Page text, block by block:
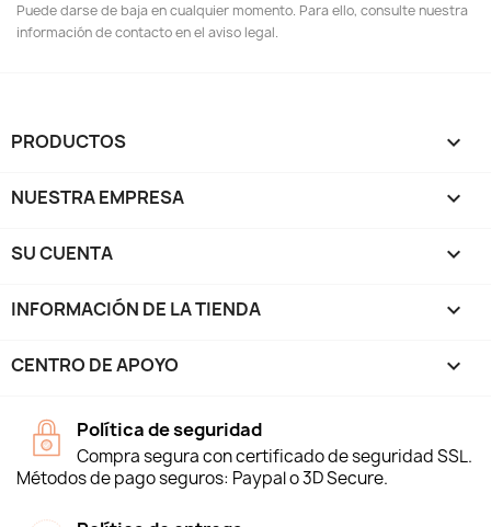
Puede darse de baja en cualquier momento. Para ello, consulte nuestra
información de contacto en el aviso legal.
PRODUCTOS 
NUESTRA EMPRESA 
SU CUENTA 
INFORMACIÓN DE LA TIENDA keyboard_arrow_down
CENTRO DE APOYO 
Política de seguridad
Compra segura con certificado de seguridad SSL.
Métodos de pago seguros: Paypal o 3D Secure.